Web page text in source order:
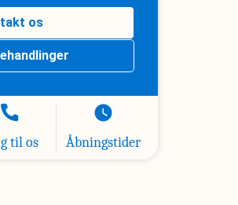
os
til os Åbningstider